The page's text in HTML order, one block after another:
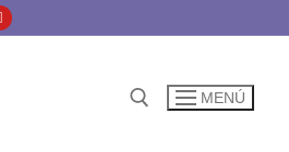
MENÚ